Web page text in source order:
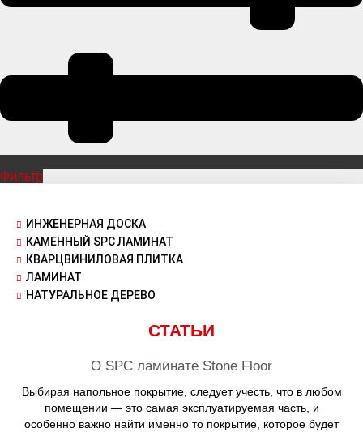
Фильтр
ИНЖЕНЕРНАЯ ДОСКА
КАМЕННЫЙ SPC ЛАМИНАТ
КВАРЦВИНИЛОВАЯ ПЛИТКА
ЛАМИНАТ
НАТУРАЛЬНОЕ ДЕРЕВО
СТАТЬИ
О SPC ламинате Stone Floor
Выбирая напольное покрытие, следует учесть, что в любом
помещении — это самая эксплуатируемая часть, и
особенно важно найти именно то покрытие, которое будет